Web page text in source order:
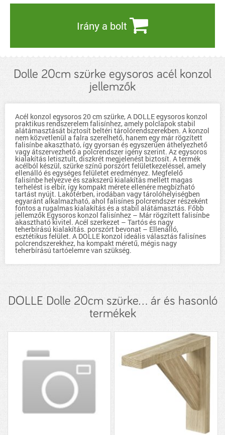
Irány a bolt
Dolle 20cm szürke egysoros acél konzol
jellemzők
Acél konzol egysoros 20 cm szürke, A DOLLE egysoros konzol
praktikus rendszerelem falisínhez, amely polclapok stabil
alátámasztását biztosít beltéri tárolórendszerekben. A konzol
nem közvetlenül a falra szerelhető, hanem egy már rögzített
falisínbe akasztható, így gyorsan és egyszerűen áthelyezhető
vagy átszervezhető a polcrendszer igény szerint. Az egysoros
kialakítás letisztult, diszkrét megjelenést biztosít. A termék
acélból készül, szürke színű porszórt felületkezeléssel, amely
ellenálló és egységes felületet eredményez. Megfelelő
falisínbe helyezve és szakszerű kialakítás mellett magas
terhelést is elbír, így kompakt mérete ellenére megbízható
tartást nyújt. Lakótérben, irodában vagy tárolóhelyiségben
egyaránt alkalmazható, ahol falisínes polcrendszer részeként
fontos a rugalmas kialakítás és a stabil alátámasztás. Főbb
jellemzők Egysoros konzol falisínhez – Már rögzített falisínbe
akasztható kivitel. Acél szerkezet – Tartós és nagy
teherbírású kialakítás. porszórt bevonat – Ellenálló,
esztétikus felület. A DOLLE konzol ideális választás falisínes
polcrendszerekhez, ha kompakt méretű, mégis nagy
teherbírású tartóelemre van szükség.
DOLLE Dolle 20cm szürke... ár és hasonló
termékek